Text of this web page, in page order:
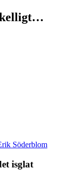
Söderblom
isglat